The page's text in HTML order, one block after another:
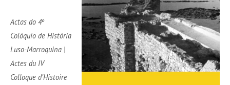
Actas do 4º
Colóquio de História
Luso-Marroquina |
Actes du IV
Colloque d’Histoire